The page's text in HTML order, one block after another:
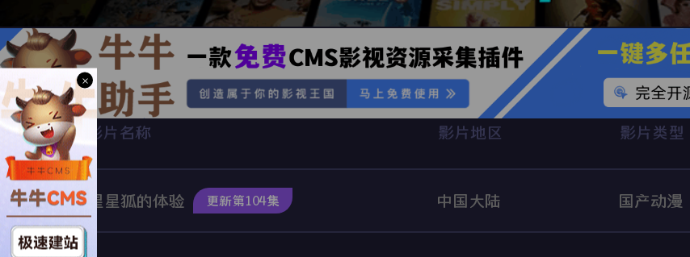
影片名称 影片地区 影片类型
星星狐的体验 更新第104集 中国大陆 国产动漫
×